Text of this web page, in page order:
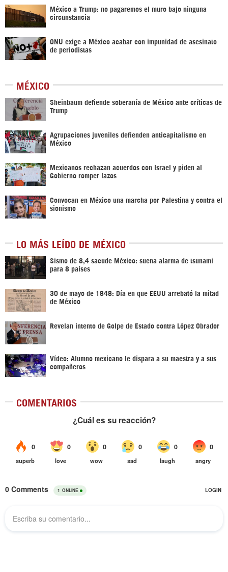
México a Trump: no pagaremos el muro bajo ninguna
circunstancia
ONU exige a México acabar con impunidad de asesinato
de periodistas
MÉXICO
Sheinbaum defiende soberanía de México ante críticas de
Trump
Agrupaciones juveniles defienden anticapitalismo en
México
Mexicanos rechazan acuerdos con Israel y piden al
Gobierno romper lazos
Convocan en México una marcha por Palestina y contra el
sionismo
LO MÁS LEÍDO DE MÉXICO
Sismo de 8,4 sacude México: suena alarma de tsunami
para 8 países
30 de mayo de 1848: Día en que EEUU arrebató la mitad
de México
Revelan intento de Golpe de Estado contra López Obrador
Vídeo: Alumno mexicano le dispara a su maestra y a sus
compañeros
COMENTARIOS